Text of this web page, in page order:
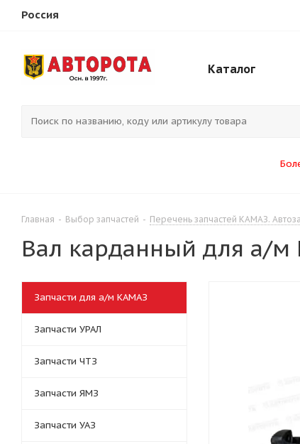
Россия
Каталог
Главная - Выбор запчастей - Перечень запчастей КАМАЗ.
Вал карданный для а/
Запчасти для а/м КАМАЗ
Запчасти УРАЛ
Запчасти ЧТЗ
Запчасти ЯМЗ
Запчасти УАЗ